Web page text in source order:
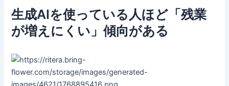
生成AIを使っている人ほど「残業
が増えにくい」傾向がある